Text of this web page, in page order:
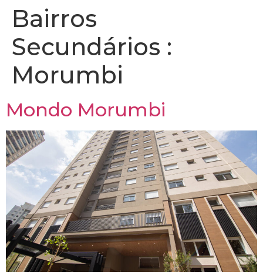
Bairros
Secundários :
Morumbi
Mondo Morumbi